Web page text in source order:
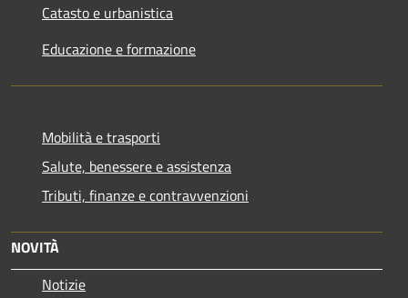
Catasto e urbanistica
Educazione e formazione
Mobilità e trasporti
Salute, benessere e assistenza
Tributi, finanze e contravvenzioni
NOVITÀ
Notizie